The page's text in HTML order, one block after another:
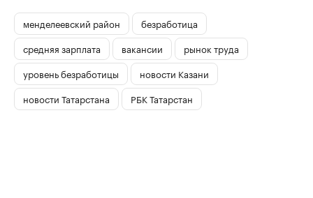
менделеевский район
безработица
средняя зарплата
вакансии
рынок труда
уровень безработицы
новости Казани
новости Татарстана
РБК Татарстан